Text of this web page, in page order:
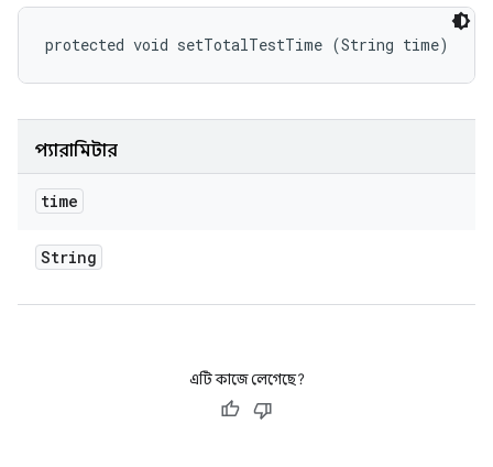
protected void setTotalTestTime (String time)
প্যারামিটার
time
String
এটি কাজে লেগেছে?